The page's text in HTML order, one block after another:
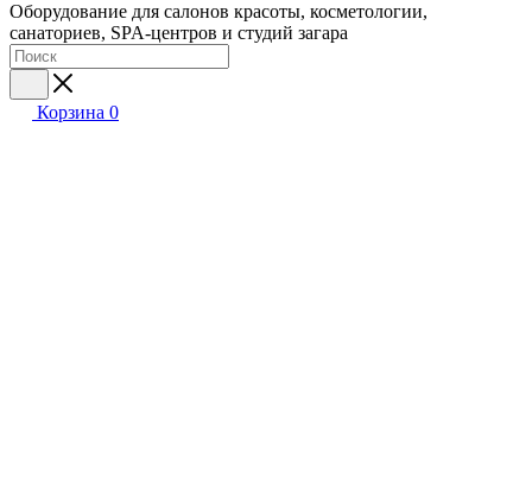
Оборудование для салонов красоты, косметологии,
санаториев, SPA-центров и студий загара
Корзина 0